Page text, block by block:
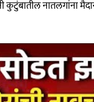
कुटुंबातील नातलगांना